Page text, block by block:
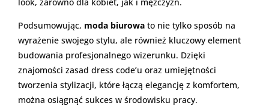
Podsumowując, moda biurowa to nie tylko sposób na
wyrażenie swojego stylu, ale również kluczowy element
budowania profesjonalnego wizerunku. Dzięki
znajomości zasad dress code’u oraz umiejętności
tworzenia stylizacji, które łączą elegancję z komfortem,
można osiągnąć sukces w środowisku pracy.